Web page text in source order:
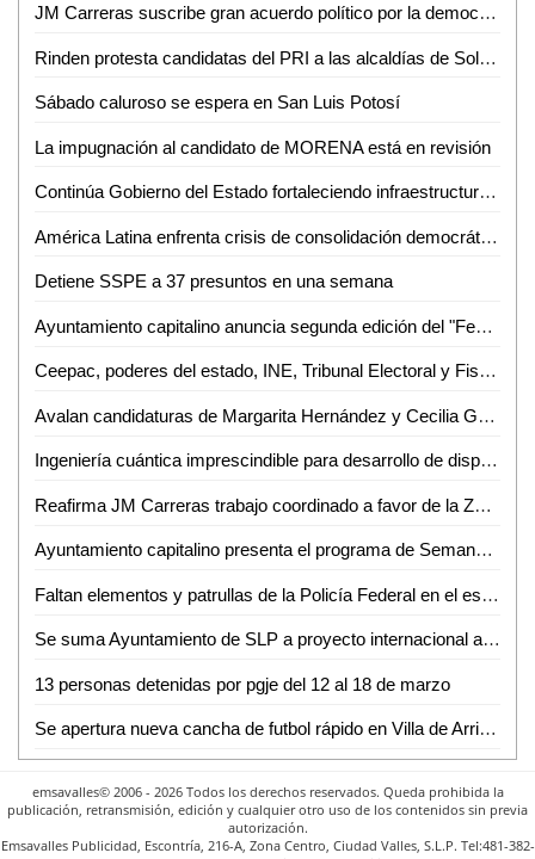
JM Carreras suscribe gran acuerdo político por la democracia en SLP
Rinden protesta candidatas del PRI a las alcaldías de Soledad y San Luis Potosí
Sábado caluroso se espera en San Luis Potosí
La impugnación al candidato de MORENA está en revisión
Continúa Gobierno del Estado fortaleciendo infraestructura física educativa en el estado
América Latina enfrenta crisis de consolidación democrática: experto
Detiene SSPE a 37 presuntos en una semana
Ayuntamiento capitalino anuncia segunda edición del "Festival de Cerveza Artesanal" en Bocas
Ceepac, poderes del estado, INE, Tribunal Electoral y Fiscalia Especializada firman declaratoria por la democracia
Avalan candidaturas de Margarita Hernández y Cecilia González
Ingeniería cuántica imprescindible para desarrollo de dispositivos precisos: Dr. Eduardo Gómez
Reafirma JM Carreras trabajo coordinado a favor de la Zona Industrial
Ayuntamiento capitalino presenta el programa de Semana Santa
Faltan elementos y patrullas de la Policía Federal en el estado
Se suma Ayuntamiento de SLP a proyecto internacional a favor de niños y jóvenes
13 personas detenidas por pgje del 12 al 18 de marzo
Se apertura nueva cancha de futbol rápido en Villa de Arriaga
emsavalles© 2006 - 2026 Todos los derechos reservados. Queda prohibida la
publicación, retransmisión, edición y cualquier otro uso de los contenidos sin previa
autorización.
Emsavalles Publicidad, Escontría, 216-A, Zona Centro, Ciudad Valles, S.L.P. Tel:481-382-